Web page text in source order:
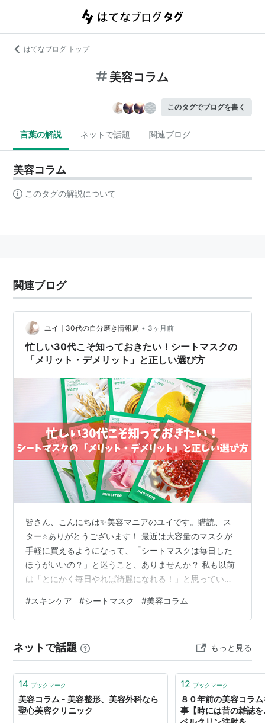
はてなブログ トップ
美容コラム
このタグでブログを書く
言葉の解説 ネットで話題 関連ブログ
美容コラム
このタグの解説について
関連ブログ
ユイ｜30代の自分磨き情報局 • 3ヶ月前
忙しい30代こそ知っておきたい！シートマスクの
「メリット・デメリット」と正しい選び方
皆さん、こんにちは✨美容マニアのユイです。購読、ス
ター⭐ありがとうございます！ 最近は大容量のマスクが
手軽に買えるようになって、「シートマスクは毎日した
ほうがいいの？」と迷うこと、ありませんか？ 私も以前
は「とにかく毎日やれば綺麗になれる！」と思っていた
不向きがあることに気づきました。 今回は、私が失敗か
ら学んだ、自分を整えるためのシートマスク習慣につい
ットと注意点 1-1. 日々の「水分チャージ」で肌を整える
1-2. 「やりすぎ」が招く思わぬ肌トラブル 2. 頻度をあけ
て使用するほうが…
#スキンケア #シートマスク #美容コラム
ネットで話題 もっと見る
14 ブックマーク
美容コラム - 美容整形、美容外科なら
聖心美容クリニック
12 ブックマーク
８０年前の美容コラ
事【時には昔の雑誌